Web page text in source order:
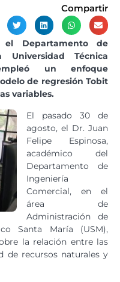
Compartir
Departamento de
Técnica
un enfoque
de regresión Tobit
variables.
El pasado 30 de
agosto, el Dr. Juan
Felipe Espinosa,
académico del
Departamento de
Ingeniería
Comercial, en el
área de
Administración de
Santa María (USM),
la relación entre las
de recursos naturales y